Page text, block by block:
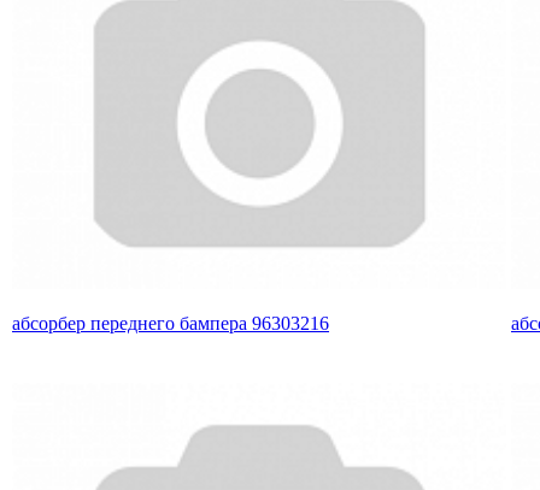
абсорбер переднего бампера 96303216